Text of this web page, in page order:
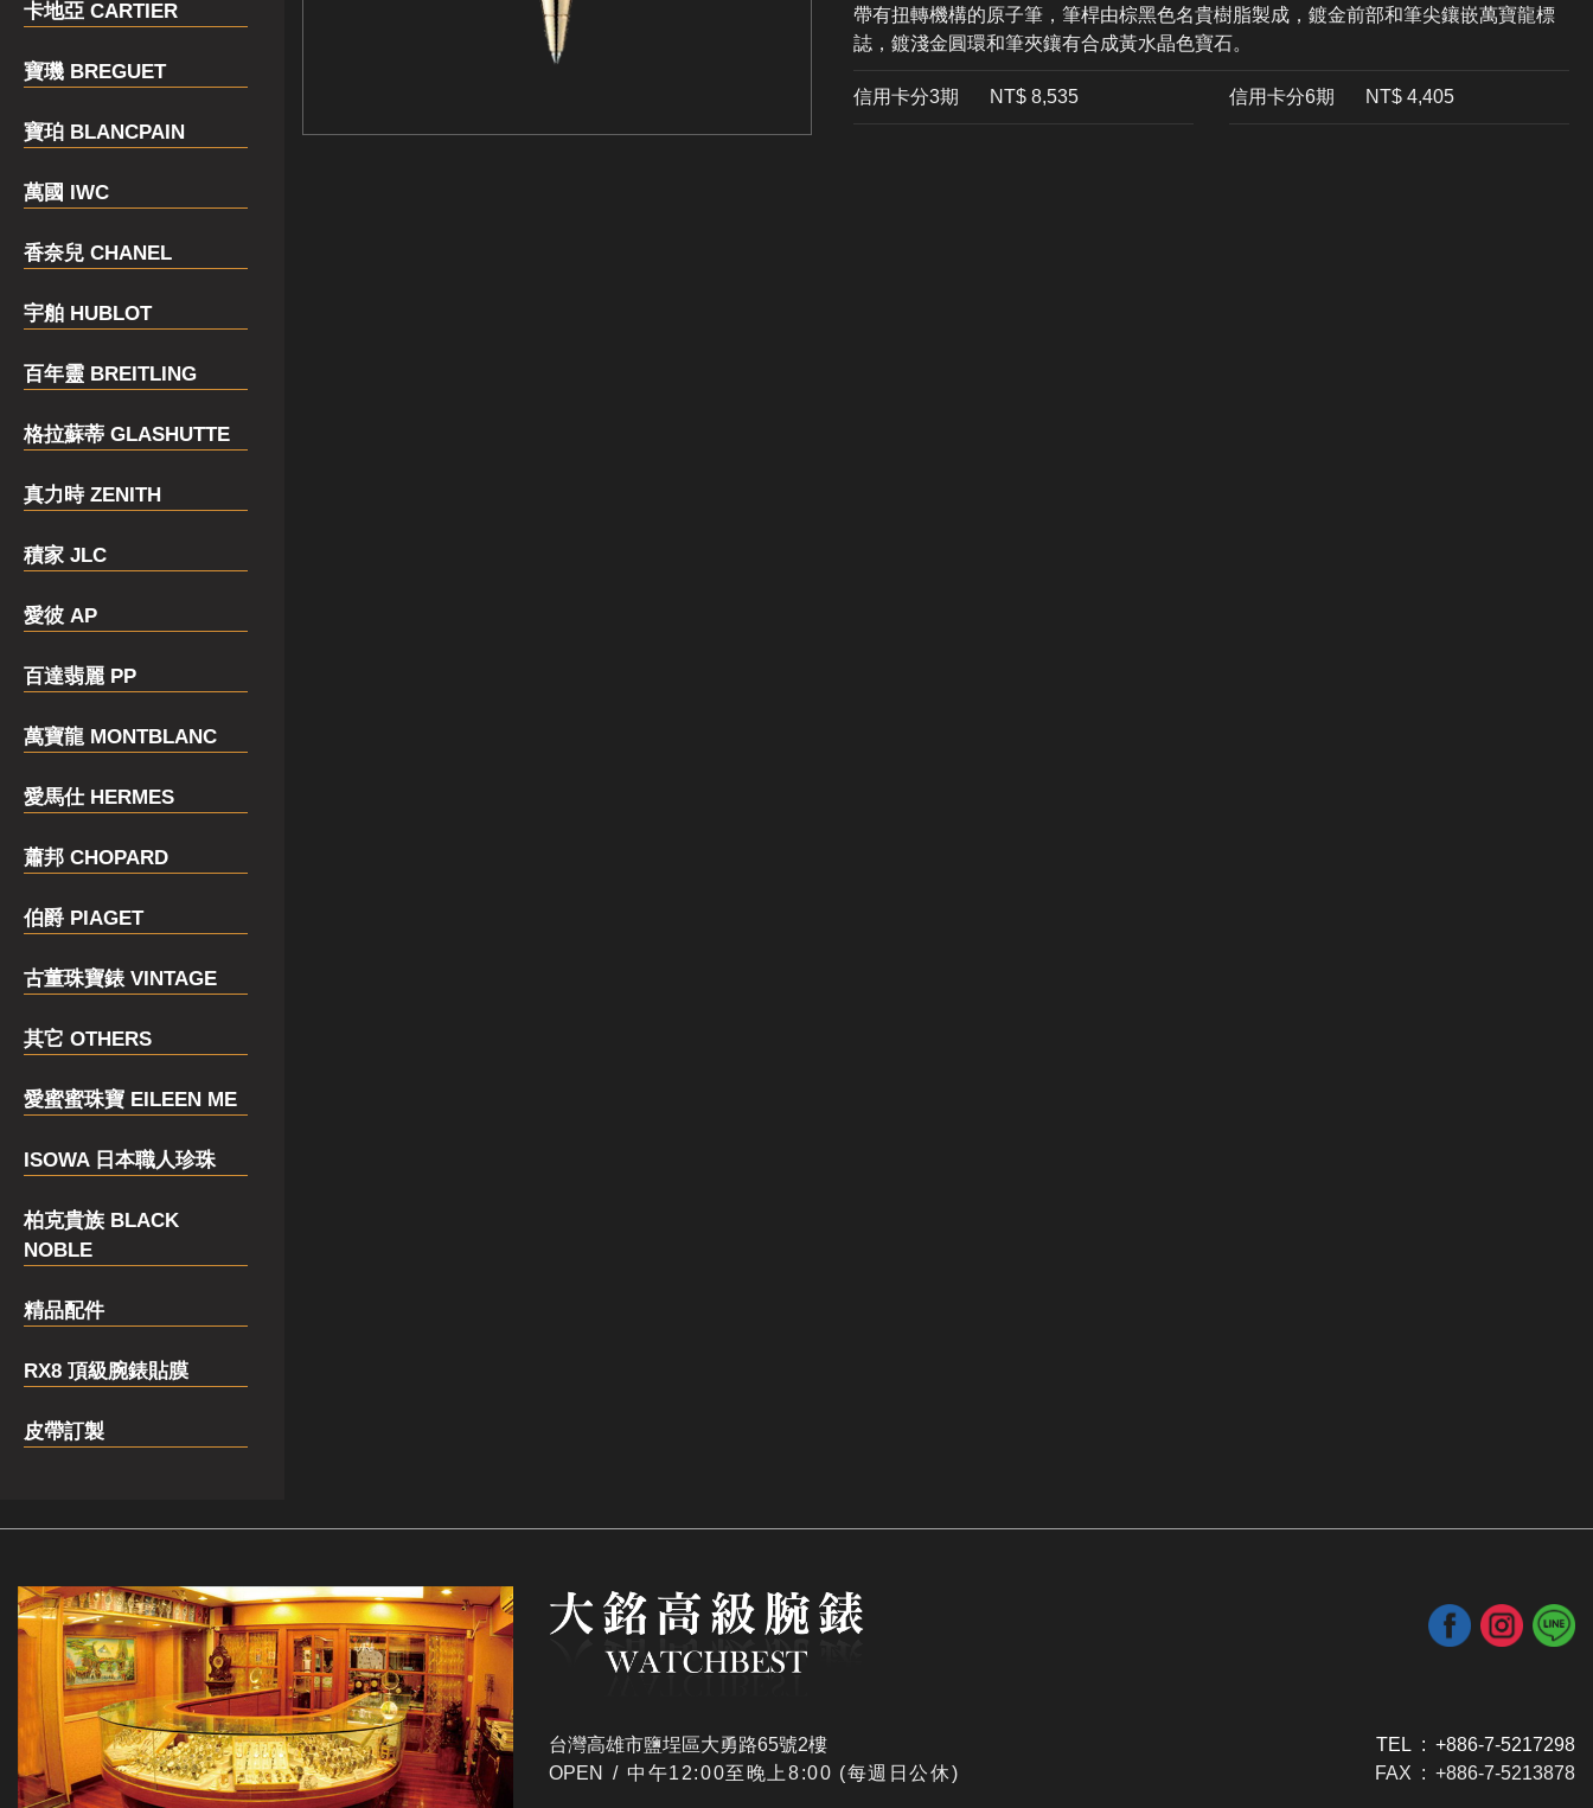
卡地亞 CARTIER
寶璣 BREGUET
寶珀 BLANCPAIN
萬國 IWC
香奈兒 CHANEL
宇舶 HUBLOT
百年靈 BREITLING
格拉蘇蒂 GLASHUTTE
真力時 ZENITH
積家 JLC
愛彼 AP
百達翡麗 PP
萬寶龍 MONTBLANC
愛馬仕 HERMES
蕭邦 CHOPARD
伯爵 PIAGET
古董珠寶錶 VINTAGE
其它 OTHERS
愛蜜蜜珠寶 EILEEN ME
ISOWA 日本職人珍珠
柏克貴族 BLACK
NOBLE
精品配件
RX8 頂級腕錶貼膜
皮帶訂製
帶有扭轉機構的原子筆，筆桿由棕黑色名貴樹脂製成，鍍金前部和筆尖鑲嵌萬寶龍標
誌，鍍淺金圓環和筆夾鑲有合成黃水晶色寶石。
信用卡分3期 ​NT$ 8,535 信用卡分6期 NT$ 4,405
台灣高雄市鹽埕區大勇路65號2樓
OPEN / ​中午12:00至晚上8:00 (每週日公休)
TEL : +886-7-5217298
FAX : +886-7-5213878